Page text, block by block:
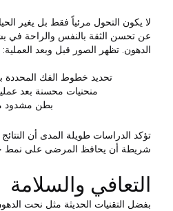
لا يكون التحول مرئياً فقط بل يغير
عن تحسن الثقة بالنفس والراحة في
الدهون. تظهر الصور قبل وبعد العملية:
تحديد خطوط الفك
منحنيات محسنة بعد
بطن مشدود
تؤكد الدراسات طويلة المدى أن
شريطة أن يحافظ المرضى على نمط
التعافي والسلامة
بفضل التقنيات الحديثة مثل نحت